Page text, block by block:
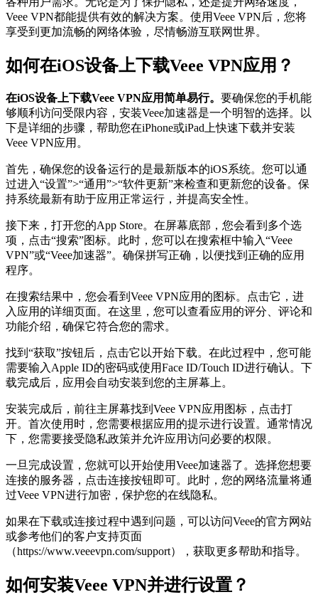
Veee VPN都能提供有效的解决方案。使用Veee VPN后，您将
享受到更加流畅的网络体验，尽情畅游互联网世界。
如何在iOS设备上下载Veee VPN应用？
在iOS设备上下载Veee VPN应用简单易行。 要确保您的手机能
够顺利访问受限内容，安装Veee加速器是一个明智的选择。以
下是详细的步骤，帮助您在iPhone或iPad上快速下载并安装
Veee VPN应用。
首先，确保您的设备运行的是最新版本的iOS系统。您可以通
过进入“设置”>“通用”>“软件更新”来检查和更新您的设备。保
持系统最新有助于应用正常运行，并提高安全性。
接下来，打开您的App Store。在屏幕底部，您会看到多个选
项，点击“搜索”图标。此时，您可以在搜索框中输入“Veee
VPN”或“Veee加速器”。确保拼写正确，以便找到正确的应用
程序。
在搜索结果中，您会看到Veee VPN应用的图标。点击它，进
入应用的详细页面。在这里，您可以查看应用的评分、评论和
功能介绍，确保它符合您的需求。
找到“获取”按钮后，点击它以开始下载。在此过程中，您可能
需要输入Apple ID的密码或使用Face ID/Touch ID进行确认。下
载完成后，应用会自动安装到您的主屏幕上。
安装完成后，前往主屏幕找到Veee VPN应用图标，点击打
开。首次使用时，您需要根据应用的提示进行设置。通常情况
下，您需要接受隐私政策并允许应用访问必要的权限。
一旦完成设置，您就可以开始使用Veee加速器了。选择您想要
连接的服务器，点击连接按钮即可。此时，您的网络流量将通
过Veee VPN进行加密，保护您的在线隐私。
如果在下载或连接过程中遇到问题，可以访问Veee的官方网站
或参考他们的客户支持页面
（https://www.veeevpn.com/support），获取更多帮助和指导。
如何安装Veee VPN并进行设置？